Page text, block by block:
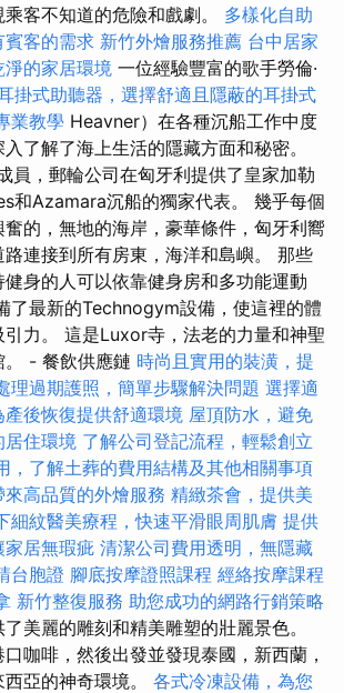
客不知道的危險和戲劇。 多樣化自助
賓客的需求 新竹外燴服務推薦 台中居家
的家居環境 一位經驗豐富的歌手勞倫·
掛式助聽器，選擇舒適且隱蔽的耳掛式
業教學 Heavner）在各種沉船工作中度
了解了海上生活的隱藏方面和秘密。
員，郵輪公司在匈牙利提供了皇家加勒
和Azamara沉船的獨家代表。 幾乎每個
的，無地的海岸，豪華條件，匈牙利嚮
連接到所有房東，海洋和島嶼。 那些
身的人可以依靠健身房和多功能運動
了最新的Technogym設備，使這裡的體
力。 這是Luxor寺，法老的力量和神聖
。 - 餐飲供應鏈 時尚且實用的裝潢，提
理過期護照，簡單步驟解決問題 選擇適
後恢復提供舒適環境 屋頂防水，避免
居住環境 了解公司登記流程，輕鬆創立
，了解土葬的費用結構及其他相關事項
高品質的外燴服務 精緻茶會，提供美
細紋醫美療程，快速平滑眼周肌膚 提供
家居無瑕疵 清潔公司費用透明，無隱藏
台胞證 腳底按摩證照課程 經絡按摩課程
新竹整復服務 助您成功的網路行銷策略
美麗的雕刻和精美雕塑的壯麗景色。
咖啡，然後出發並發現泰國，新西蘭，
亞的神奇環境。 各式冷凍設備，為您